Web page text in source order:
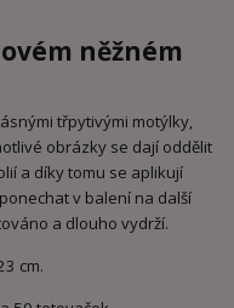
něžném
třpytivými motýlky,
obrázky se dají oddělit
a díky tomu se aplikují
v balení na další
a dlouho vydrží.
cm.